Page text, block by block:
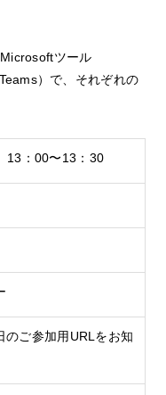
ツール
）で、それぞれの
13：00〜13：30
のご参加用URLをお知